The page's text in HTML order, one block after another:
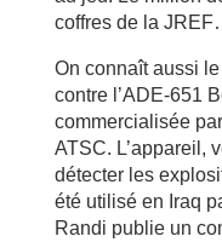
coffres de la
On connaît aussi
contre l’ADE-651
commercialisée
ATSC. L’appareil,
détecter les
été utilisé en Iraq
Randi publie un